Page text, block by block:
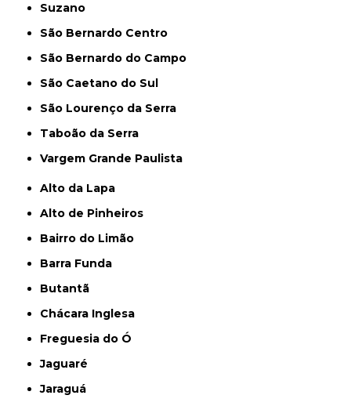
Suzano
São Bernardo Centro
São Bernardo do Campo
São Caetano do Sul
São Lourenço da Serra
Taboão da Serra
Vargem Grande Paulista
Alto da Lapa
Alto de Pinheiros
Bairro do Limão
Barra Funda
Butantã
Chácara Inglesa
Freguesia do Ó
Jaguaré
Jaraguá